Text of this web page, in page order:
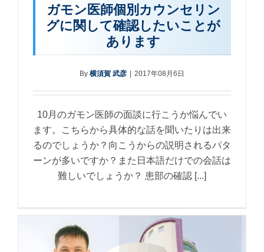
ガモン医師個別カウンセリン
グに関して確認したいことが
あります
By 横須賀 武彦 2017年08月6日
10月のガモン医師の面談に行こうか悩んでい
ます。こちらから具体的な話を聞いたりは出来
るのでしょうか？向こうからの説明されるパタ
ーンが多いですか？また日本語だけでの会話は
難しいでしょうか？ 患部の確認 [...]